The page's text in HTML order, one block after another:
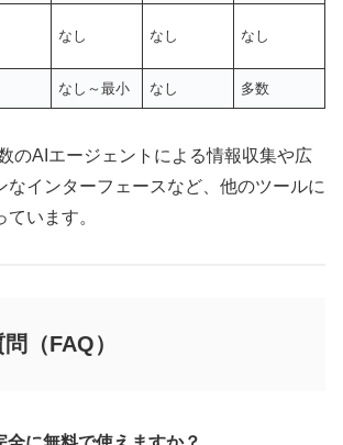
なし なし なし
なし～最小 なし 多数
のAIエージェントによる情報収集や広
なインターフェースなど、他のツールに
います。
（FAQ）